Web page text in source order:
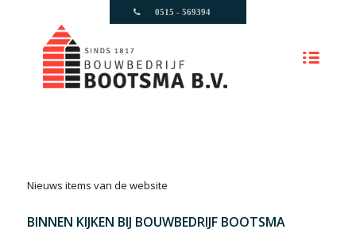
0515 - 569394
Nieuws items van de website
BINNEN KIJKEN BIJ BOUWBEDRIJF BOOTSMA